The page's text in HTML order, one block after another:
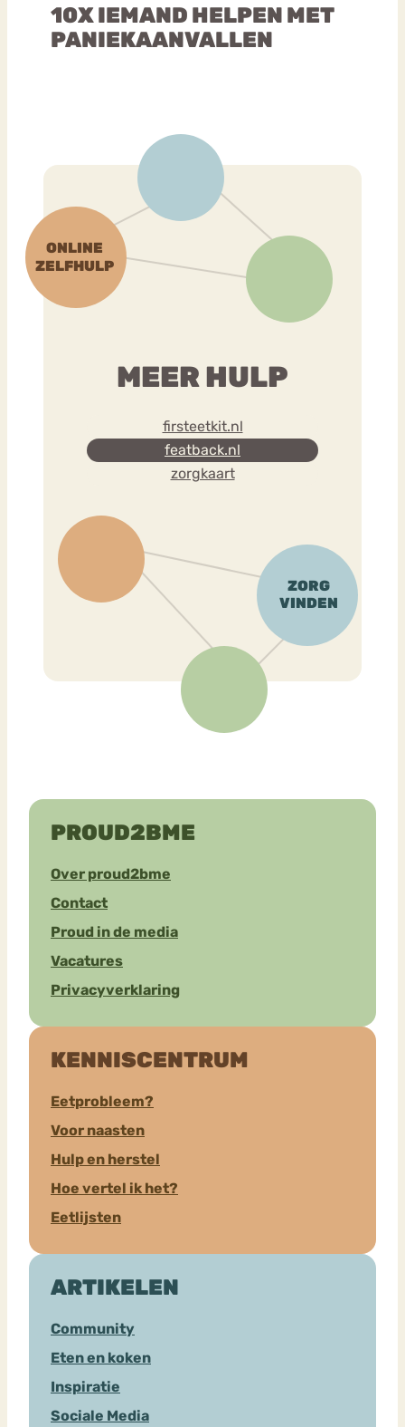
10X IEMAND HELPEN MET
PANIEKAANVALLEN
MEER HULP
firsteetkit.nl
featback.nl
zorgkaart
PROUD2BME
Over proud2bme
Contact
Proud in de media
Vacatures
Privacyverklaring
KENNISCENTRUM
Eetprobleem?
Voor naasten
Hulp en herstel
Hoe vertel ik het?
Eetlijsten
ARTIKELEN
Community
Eten en koken
Inspiratie
Sociale Media